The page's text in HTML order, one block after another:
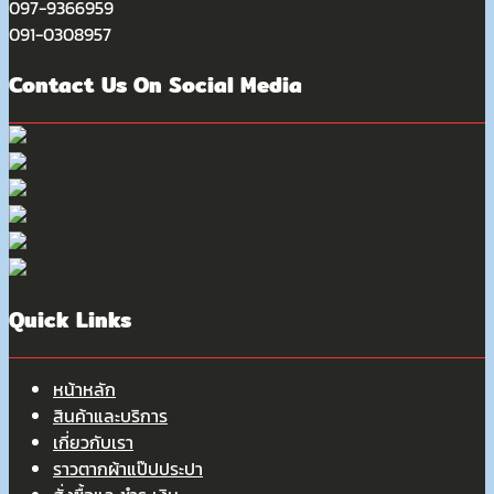
097-9366959
091-0308957
Contact Us On Social Media
Quick Links
หน้าหลัก
สินค้าและบริการ
เกี่ยวกับเรา
ราวตากผ้าแป๊ปประปา